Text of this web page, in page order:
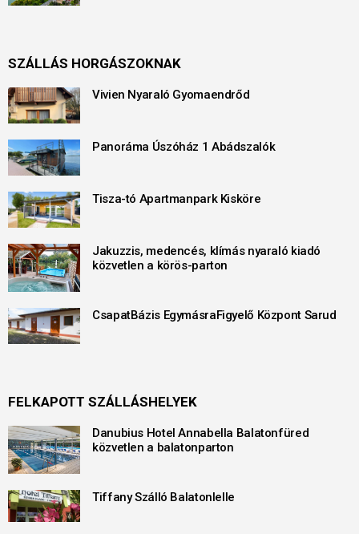
SZÁLLÁS HORGÁSZOKNAK
Vivien Nyaraló Gyomaendrőd
Panoráma Úszóház 1 Abádszalók
Tisza-tó Apartmanpark Kisköre
Jakuzzis, medencés, klímás nyaraló kiadó
közvetlen a körös-parton
CsapatBázis EgymásraFigyelő Központ Sarud
FELKAPOTT SZÁLLÁSHELYEK
Danubius Hotel Annabella Balatonfüred
közvetlen a balatonparton
Tiffany Szálló Balatonlelle